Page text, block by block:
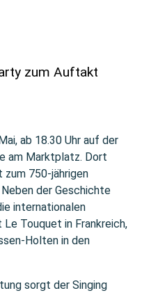
zum Auftakt
ab 18.30 Uhr auf der
am Marktplatz. Dort
750-jährigen
der Geschichte
internationalen
Touquet in Frankreich,
Holten in den
sorgt der Singing